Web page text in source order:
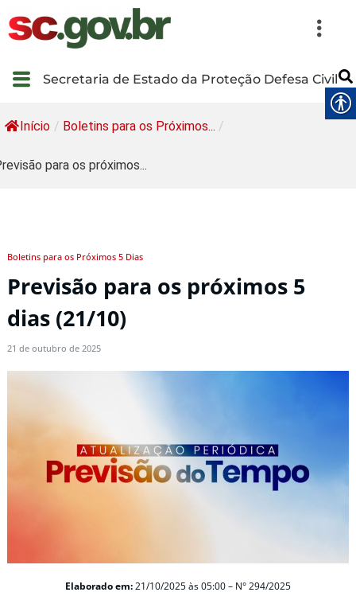
Secretaria de Estado da Proteção Defesa Civil
Início / Boletins para os Próximos... /
para os próximos...
Boletins para os Próximos 5 Dias
Previsão para os próximos 5
dias (21/10)
21 de outubro de 2025
Elaborado em:21/10/2025 às 05:00 – N° 294/2025